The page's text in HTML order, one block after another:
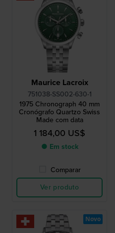
Maurice Lacroix
751038-SS002-630-1
1975 Chronograph 40 mm
Cronógrafo Quartzo Swiss
Made com data
1 184,00 US$
● Em stock
Comparar
Ver produto
Novo